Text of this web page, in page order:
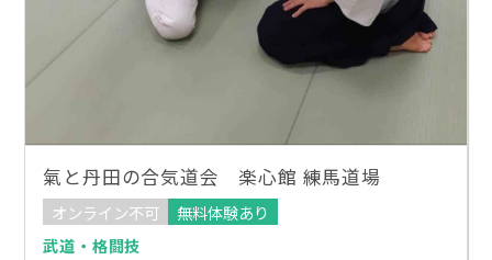
氣と丹田の合気道会 楽心館 練馬道場
オンライン不可
無料体験あり
武道・格闘技